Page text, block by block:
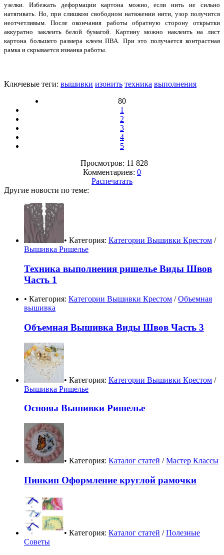
узелки. Избежать деформации картона можно, если нить не сильно
натягивать. Но, при слишком свободном натяжении нити, узор получится
неотчетливым. После окончания работы обратную сторону открытки
аккуратно заклеить белой бумагой. Картину можно наклеить на лист
картона большего размера клеем ПВА. При это получается контрастная
рамка и скрывается изнанка работы.
Ключевые теги: вышивки изонить техника выполнения
80
1
2
3
4
5
Просмотров: 11 828
Комментариев: 0
Распечатать
Другие новости по теме:
• Категория: Категории Вышивки Крестом /
Вышивка Ришелье
Техника выполнения ришелье Виды Швов
Часть 1
• Категория: Категории Вышивки Крестом /Объемная
вышивка
Объемная Вышивка Виды Швов Часть 3
• Категория: Категории Вышивки Крестом /
Вышивка Ришелье
Основы Вышивки Ришелье
• Категория: Каталог статей /Мастер Классы
Пинкип Оформление круглой рамочки
• Категория: Каталог статей /Полезные
Советы